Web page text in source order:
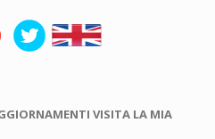
VISITA LA MIA